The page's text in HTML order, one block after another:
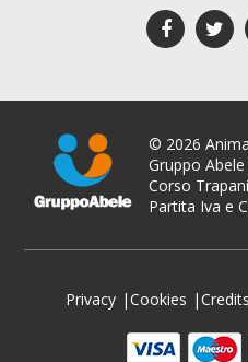
© 2026
Gruppo
Corso
Partita Iva e
Privacy Cookies Credits